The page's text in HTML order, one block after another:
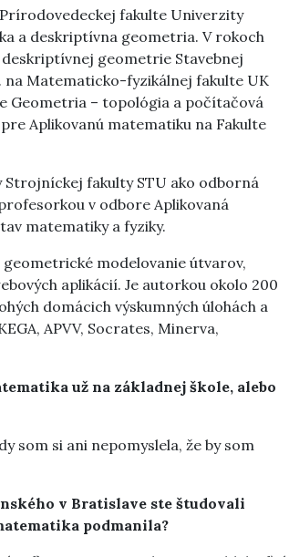
Prírodovedeckej fakulte Univerzity
a deskriptívna geometria. V rokoch
deskriptívnej geometrie Stavebnej
na Matematicko-fyzikálnej fakulte UK
Geometria – topológia a počítačová
Aplikovanú matematiku na Fakulte
Strojníckej fakulty STU ako odborná
v odbore Aplikovaná
matematiky a fyziky.
modelovanie útvarov,
aplikácií. Je autorkou okolo 200
domácich výskumných úlohách a
APVV, Socrates, Minerva,
už na základnej škole, alebo
som si ani nepomyslela, že by som
v Bratislave ste študovali
podmanila?